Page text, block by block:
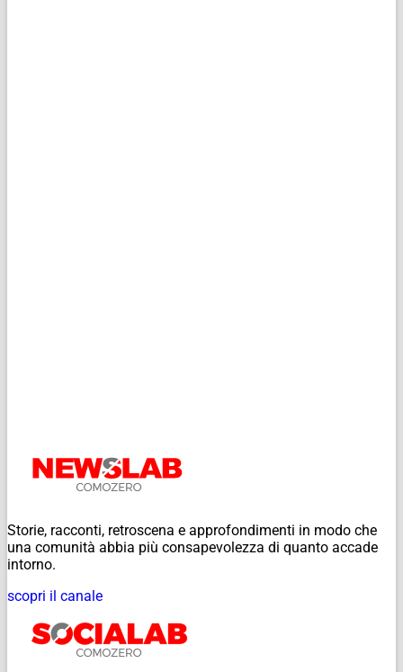
Storie, racconti, retroscena e approfondimenti in modo che
una comunità abbia più consapevolezza di quanto accade
intorno.
scopri il canale